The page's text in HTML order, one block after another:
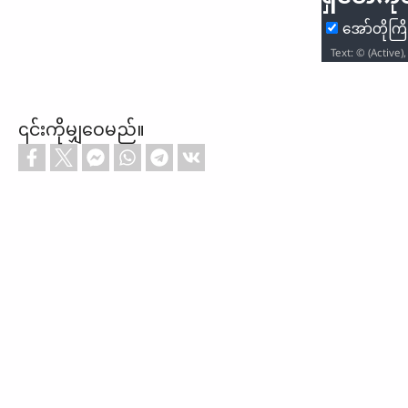
အော်တိုက
၎င်းကိုမျှဝေမည်။